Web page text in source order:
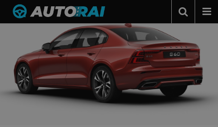
Podcast
Autotests
Automerken